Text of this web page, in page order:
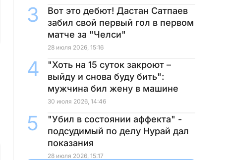
Вот это дебют! Дастан Сатпаев
забил свой первый гол в первом
матче за "Челси"
28 июля 2026, 15:16
"Хоть на 15 суток закроют –
выйду и снова буду бить":
мужчина бил жену в машине
30 июля 2026, 14:46
"Убил в состоянии аффекта" -
подсудимый по делу Нурай дал
показания
28 июля 2026, 15:17